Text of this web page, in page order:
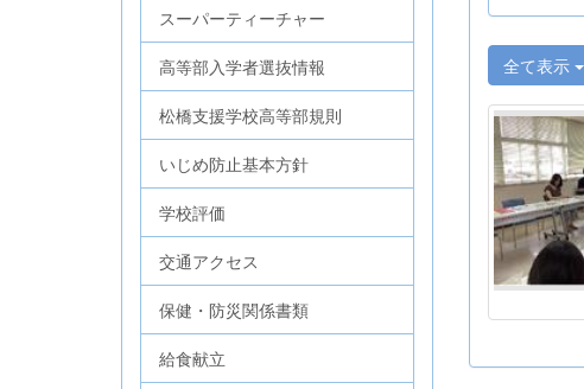
全て表示
スーパーティーチャー
高等部入学者選抜情報
松橋支援学校高等部規則
いじめ防止基本方針
学校評価
交通アクセス
保健・防災関係書類
給食献立